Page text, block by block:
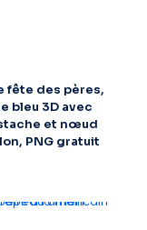
fête des pères,
bleu 3D avec
et nœud
PNG gratuit